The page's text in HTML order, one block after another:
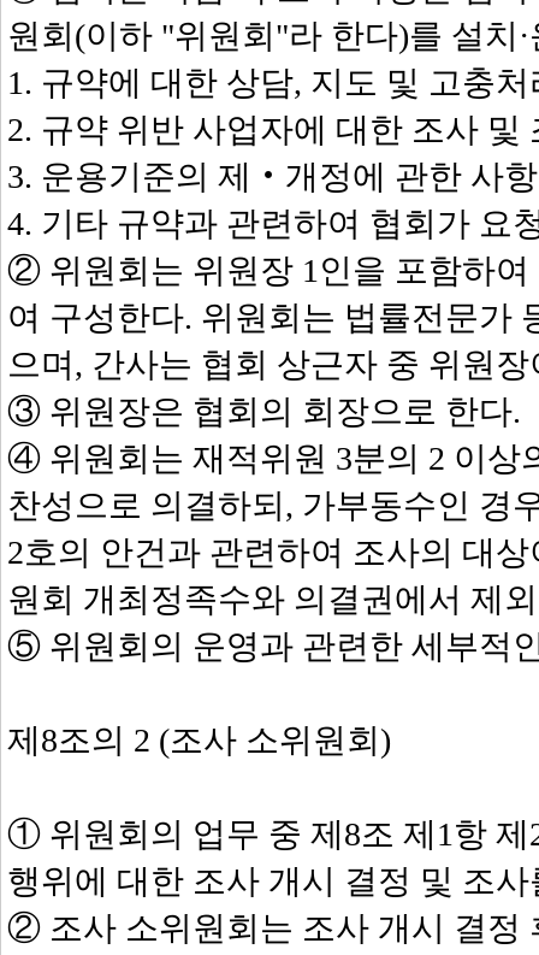
원회(이하 "위원회"라 한다)를 설치
1. 규약에 대한 상담, 지도 및 고충
2. 규약 위반 사업자에 대한 조사 및
3. 운용기준의 제‧개정에 관한 사항
4. 기타 규약과 관련하여 협회가 요
② 위원회는 위원장 1인을 포함하
여 구성한다. 위원회는 법률전문가
으며, 간사는 협회 상근자 중 위원
③ 위원장은 협회의 회장으로 한다.
④ 위원회는 재적위원 3분의 2 이상
찬성으로 의결하되, 가부동수인 경
2호의 안건과 관련하여 조사의 대
원회 개최정족수와 의결권에서 제
⑤ 위원회의 운영과 관련한 세부적
제8조의 2 (조사 소위원회)
① 위원회의 업무 중 제8조 제1항
행위에 대한 조사 개시 결정 및 조
② 조사 소위원회는 조사 개시 결정